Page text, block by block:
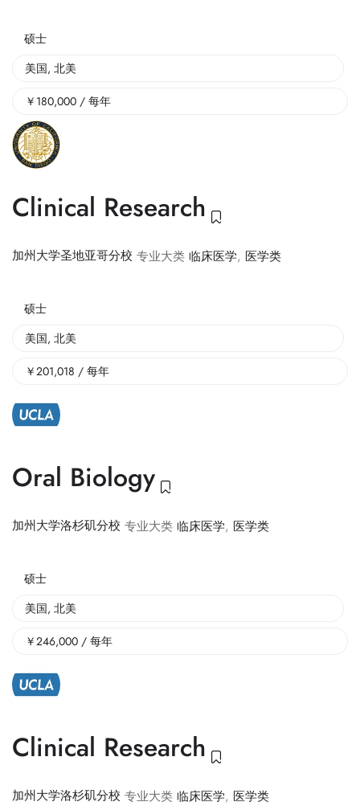
硕士
美国, 北美
￥ 180,000 / 每年
Clinical Research
加州大学圣地亚哥分校 专业大类 临床医学, 医学类
硕士
美国, 北美
￥201,018 / 每年
Oral Biology
加州大学洛杉矶分校 专业大类 临床医学, 医学类
硕士
美国, 北美
￥246,000 / 每年
Clinical Research
加州大学洛杉矶分校 专业大类 临床医学, 医学类